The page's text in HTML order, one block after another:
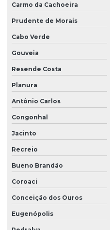
Carmo da Cachoeira
Prudente de Morais
Cabo Verde
Gouveia
Resende Costa
Planura
Antônio Carlos
Congonhal
Jacinto
Recreio
Bueno Brandão
Coroaci
Conceição dos Ouros
Eugenópolis